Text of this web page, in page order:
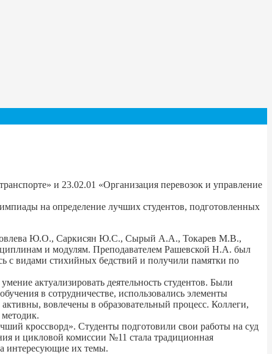
и 23.02.01 «Организация перевозок и управление
на определение лучших студентов, подготовленных
Ю.О., Саркисян Ю.С., Сырый А.А., Токарев М.В.,
и модулям. Преподавателем Рашевской Н.А. был
с видами стихийных бедствий и получили памятки по
актуализировать деятельность студентов. Были
в сотрудничестве, использовались элементы
вовлечены в образовательный процесс. Коллеги,
кроссворд». Студенты подготовили свои работы на суд
и цикловой комиссии №11 стала традиционная
интересующие их темы.